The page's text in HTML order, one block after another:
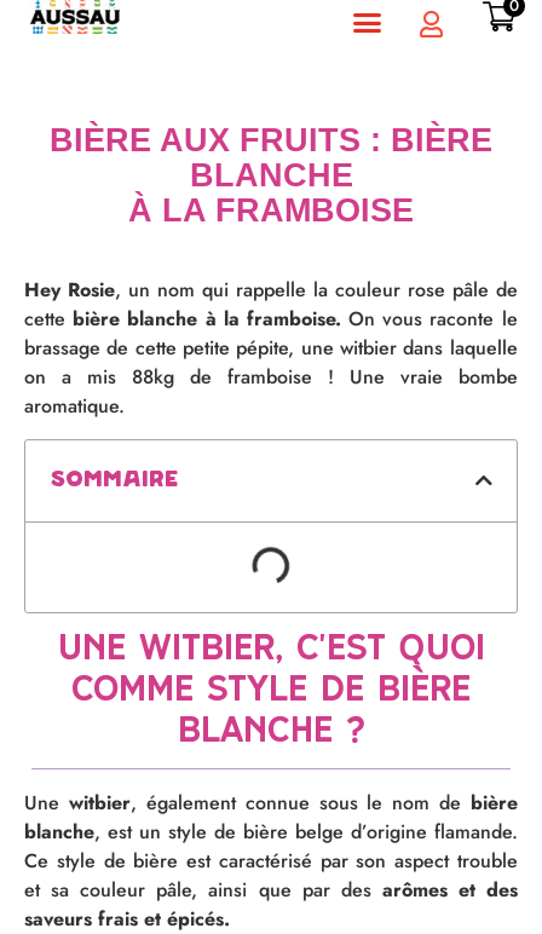
0
BIÈRE AUX FRUITS : BIÈRE
BLANCHE
À LA FRAMBOISE
Hey Rosie, un nom qui rappelle la couleur rose pâle de
cette bière blanche à la framboise. On vous raconte le
brassage de cette petite pépite, une witbier dans laquelle
on a mis 88kg de framboise ! Une vraie bombe
aromatique.
Sommaire
Une witbier, c'est quoi
comme style de bière
blanche ?
Une witbier, également connue sous le nom de bière
blanche, est un style de bière belge d’origine flamande.
Ce style de bière est caractérisé par son aspect trouble
et sa couleur pâle, ainsi que par des arômes et des
saveurs frais et épicés.